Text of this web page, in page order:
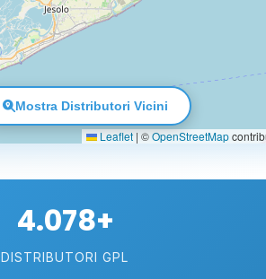
Leaflet | ©OpenStreetMap
Mostra Distributori Vicini
4.078+
DISTRIBUTORI GPL